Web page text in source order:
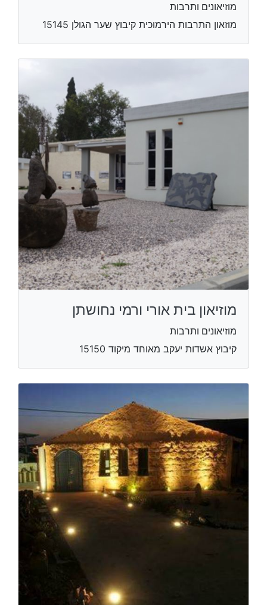
מוזיאונים ותרבות
מוזאון התרבות הירמוכית קיבוץ שער הגולן 15145
מוזיאון בית אורי ורמי נחושתן
מוזיאונים ותרבות
קיבוץ אשדות יעקב מאוחד​ מיקוד 15150